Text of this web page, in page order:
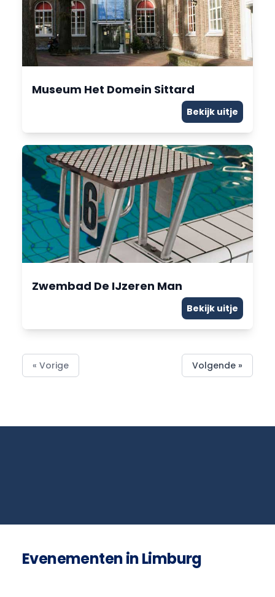
Museum Het Domein Sittard
Bekijk uitje
Zwembad De IJzeren Man
Bekijk uitje
« Vorige Volgende »
Evenementen in Limburg